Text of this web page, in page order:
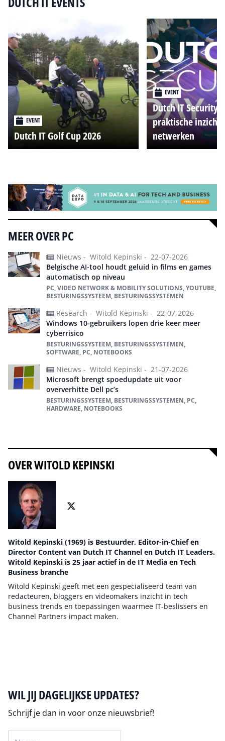
EVENT
Dutch IT Golf Cup 2026
EVENT
Dutch IT Security
praktische
netwerken
MEER OVER PC
Nieuws - Witold Kepinski - 22-07-2026
Belgische AI-tool houdt geluid in films en games
automatisch op niveau
PC, VIDEO NETWORK & MOBILITY SOLUTIONS, YOUTUBE,
BESTURINGSSYSTEEM, BESTURINGSSYSTEMEN
Research - Witold Kepinski - 22-07-2026
Windows 10-gebruikers lopen drie keer meer
cyberrisico
BESTURINGSSYSTEEM, BESTURINGSSYSTEMEN,
SOFTWARE, PC, NOTEBOOKS
Nieuws - Witold Kepinski - 21-07-2026
Microsoft brengt spoedupdate uit voor
oververhitte Dell pc’s
BESTURINGSSYSTEEM, BESTURINGSSYSTEMEN, PC,
HARDWARE, NOTEBOOKS
OVER WITOLD KEPINSKI
Witold Kepinski (1969) is Bestuurder, Editor-in-Chief en
Director Content van Dutch IT Channel en Dutch IT Leaders.
Witold Kepinski is 25 jaar actief in de IT Media en Tech
Business branche
Witold Kepinski geeft met een gespecialiseerd team van
redacteuren, bloggers en videomakers inzicht in tech
business trends en toepassingen waarmee IT-beslissers en
Channel Partners impact maken.
WIL JIJ DAGELIJKSE UPDATES?
Schrijf je dan in voor onze nieuwsbrief!